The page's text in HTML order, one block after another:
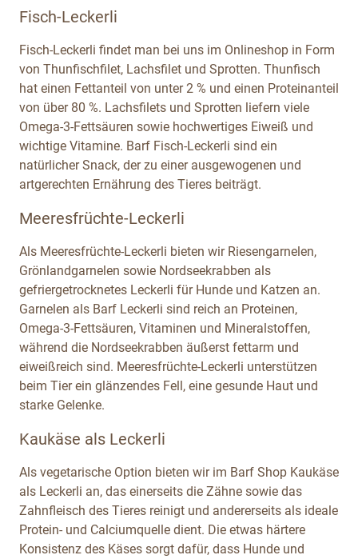
Fisch-Leckerli
Fisch-Leckerli findet man bei uns im Onlineshop in Form
von Thunfischfilet, Lachsfilet und Sprotten. Thunfisch
hat einen Fettanteil von unter 2 % und einen Proteinanteil
von über 80 %. Lachsfilets und Sprotten liefern viele
Omega-3-Fettsäuren sowie hochwertiges Eiweiß und
wichtige Vitamine. Barf Fisch-Leckerli sind ein
natürlicher Snack, der zu einer ausgewogenen und
artgerechten Ernährung des Tieres beiträgt.
Meeresfrüchte-Leckerli
Als Meeresfrüchte-Leckerli bieten wir Riesengarnelen,
Grönlandgarnelen sowie Nordseekrabben als
gefriergetrocknetes Leckerli für Hunde und Katzen an.
Garnelen als Barf Leckerli sind reich an Proteinen,
Omega-3-Fettsäuren, Vitaminen und Mineralstoffen,
während die Nordseekrabben äußerst fettarm und
eiweißreich sind. Meeresfrüchte-Leckerli unterstützen
beim Tier ein glänzendes Fell, eine gesunde Haut und
starke Gelenke.
Kaukäse als Leckerli
Als vegetarische Option bieten wir im Barf Shop Kaukäse
als Leckerli an, das einerseits die Zähne sowie das
Zahnfleisch des Tieres reinigt und andererseits als ideale
Protein- und Calciumquelle dient. Die etwas härtere
Konsistenz des Käses sorgt dafür, dass Hunde und